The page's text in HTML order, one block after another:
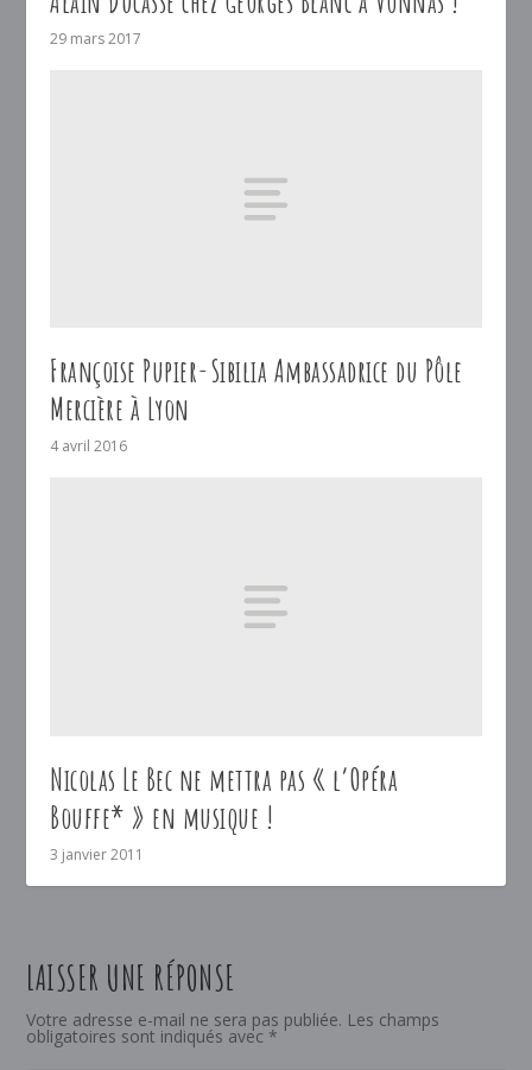
29 mars 2017
Françoise Pupier-Sibilia Ambassadrice du Pôle
Mercière à Lyon
4 avril 2016
Nicolas Le Bec ne mettra pas « l’Opéra
Bouffe* » en musique !
3 janvier 2011
LAISSER UNE RÉPONSE
Votre adresse e-mail ne sera pas publiée. Les champs
obligatoires sont indiqués avec *